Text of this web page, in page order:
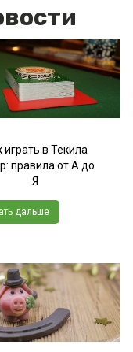
играть в Текила
правила от А до
Я
дальше